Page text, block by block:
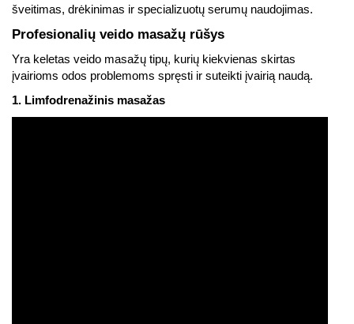
šveitimas, drėkinimas ir specializuotų serumų naudojimas.
Profesionalių veido masažų rūšys
Yra keletas veido masažų tipų, kurių kiekvienas skirtas
įvairioms odos problemoms spręsti ir suteikti įvairią naudą.
1. Limfodrenažinis masažas